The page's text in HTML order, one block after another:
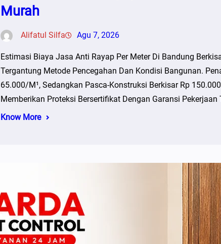
Murah
Alifatul Silfa Agu 7, 2026
Estimasi Biaya Jasa Anti Rayap Per Meter Di Bandung
Tergantung Metode Pencegahan Dan Kondisi Bangunan.
65.000/m¹, Sedangkan Pasca-Konstruksi Berkisar Rp
Memberikan Proteksi Bersertifikat Dengan Garansi Pekerjaan
Know More